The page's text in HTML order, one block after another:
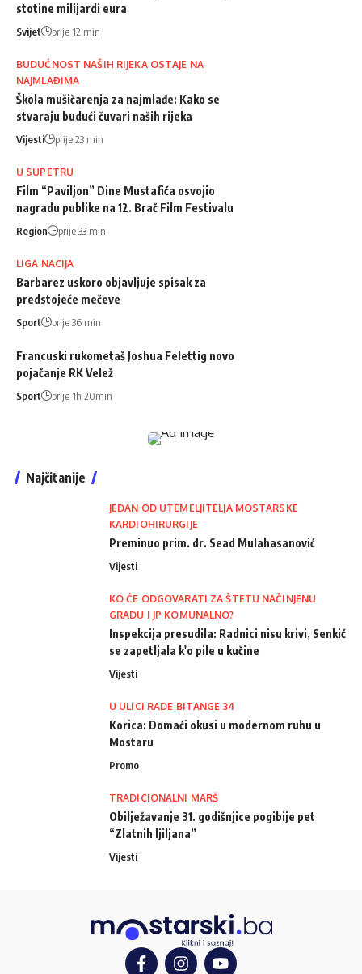
stotine milijardi eura
Svijet prije 12 min
BUDUĆNOST NAŠIH RIJEKA OSTAJE NA
NAJMLAĐIMA
Škola mušičarenja za najmlađe: Kako se
stvaraju budući čuvari naših rijeka
Vijesti prije 23 min
U SUPETRU
Film “Paviljon” Dine Mustafića osvojio
nagradu publike na 12. Brač Film Festivalu
Region prije 33 min
LIGA NACIJA
Barbarez uskoro objavljuje spisak za
predstojeće mečeve
Sport prije 36 min
Francuski rukometaš Joshua Felettig novo
pojačanje RK Velež
Sport prije 1h 20min
Najčitanije
JEDAN OD UTEMELJITELJA MOSTARSKE
KARDIOHIRURGIJE
Preminuo prim. dr. Sead Mulahasanović
Vijesti
KO ĆE ODGOVARATI ZA ŠTETU NAČINJENU
GRADU I JP KOMUNALNO?
Inspekcija presudila: Radnici nisu krivi, Senkić
se zapetljala k'o pile u kučine
Vijesti
U ULICI RADE BITANGE 34
Korica: Domaći okusi u modernom ruhu u
Mostaru
Promo
TRADICIONALNI MARŠ
Obilježavanje 31. godišnjice pogibije pet
“Zlatnih ljiljana”
Vijesti